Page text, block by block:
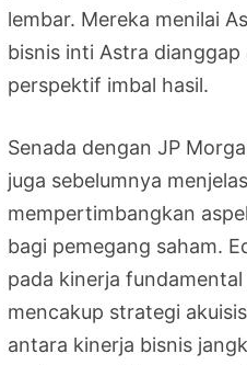
lembar. Mereka menilai
bisnis inti Astra dianggap
perspektif imbal hasil.
Senada dengan JP
juga sebelumnya
mempertimbangkan
bagi pemegang saham.
pada kinerja
mencakup strategi
antara kinerja bisnis